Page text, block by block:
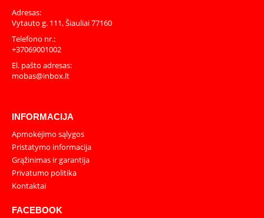
Adresas:
Vytauto g. 111, Šiauliai 77160
Telefono nr.:
+37069001002
El. pašto adresas:
mobas@inbox.lt
INFORMACIJA
Apmokėjimo sąlygos
Pristatymo informacija
Grąžinimas ir garantija
Privatumo politika
Kontaktai
FACEBOOK